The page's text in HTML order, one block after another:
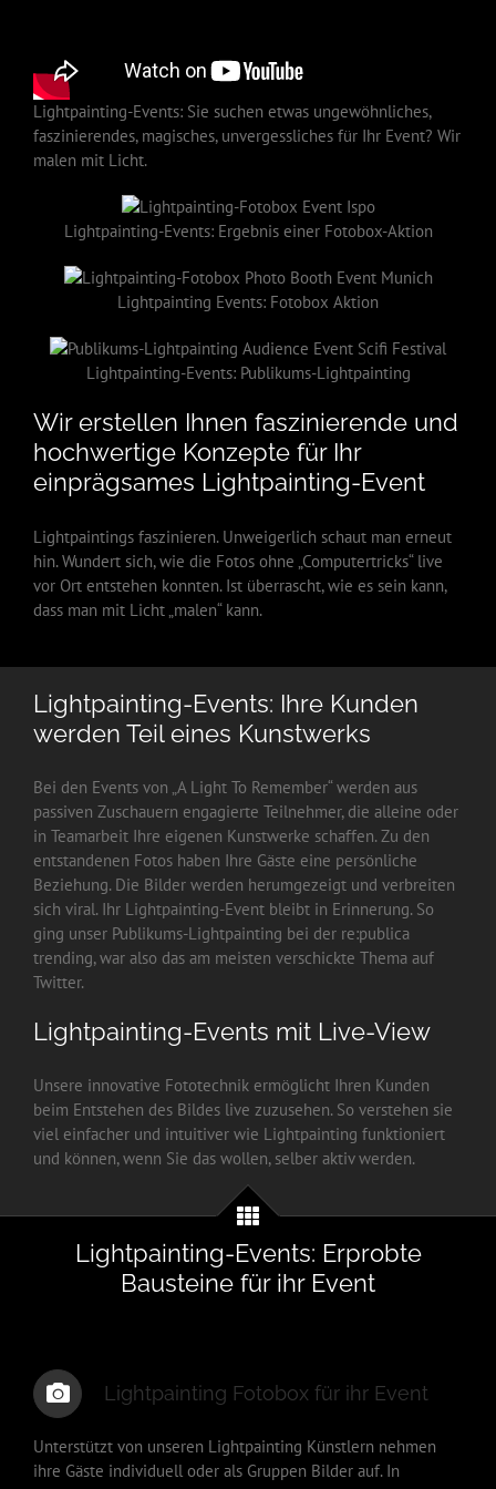
Lightpainting-Events: Sie suchen etwas ungewöhnliches,
faszinierendes, magisches, unvergessliches für Ihr Event? Wir
malen mit Licht.
Lightpainting-Events: Ergebnis einer Fotobox-Aktion
Lightpainting Events: Fotobox Aktion
Lightpainting-Events: Publikums-Lightpainting
Wir erstellen Ihnen faszinierende und
hochwertige Konzepte für Ihr
einprägsames Lightpainting-Event
Lightpaintings faszinieren. Unweigerlich schaut man erneut
hin. Wundert sich, wie die Fotos ohne „Computertricks“ live
vor Ort entstehen konnten. Ist überrascht, wie es sein kann,
dass man mit Licht „malen“ kann.
Lightpainting-Events: Ihre Kunden
werden Teil eines Kunstwerks
Bei den Events von „A Light To Remember“ werden aus
passiven Zuschauern engagierte Teilnehmer, die alleine oder
in Teamarbeit Ihre eigenen Kunstwerke schaffen. Zu den
entstandenen Fotos haben Ihre Gäste eine persönliche
Beziehung. Die Bilder werden herumgezeigt und verbreiten
sich viral. Ihr Lightpainting-Event bleibt in Erinnerung. So
ging unser Publikums-Lightpainting bei der re:publica
trending, war also das am meisten verschickte Thema auf
Twitter.
Lightpainting-Events mit Live-View
Unsere innovative Fototechnik ermöglicht Ihren Kunden
beim Entstehen des Bildes live zuzusehen. So verstehen sie
viel einfacher und intuitiver wie Lightpainting funktioniert
und können, wenn Sie das wollen, selber aktiv werden.
Lightpainting-Events: Erprobte
Bausteine für ihr Event
Lightpainting Fotobox für ihr Event
Unterstützt von unseren Lightpainting Künstlern nehmen
ihre Gäste individuell oder als Gruppen Bilder auf. In